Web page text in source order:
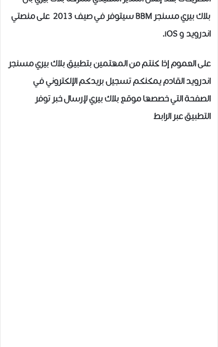
بلاك بيري مسنجر BBM سيتوفر في صيف 2013 على منصتي
اندرويد و iOS.
على العموم إذا كنتم من المهتمين بتطبيق بلاك بيري مسنجر
اندرويد القادم يمكنكم تسجيل بريدكم الإلكتروني في
الصفحة التي خصصها موقع بلاك بيري لإرسال خبر توفر
التطبيق عبر الرابط